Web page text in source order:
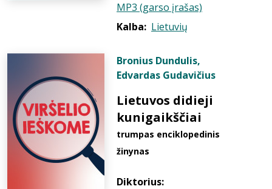
MP3 (garso įrašas)
Kalba: Lietuvių
Bronius Dundulis,
Edvardas Gudavičius
Lietuvos didieji
kunigaikščiai
trumpas enciklopedinis
žinynas
Diktorius: